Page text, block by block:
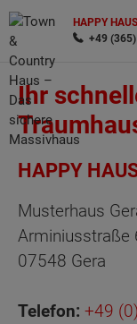
HAPPY
+49
Ihr
HAPPY
Musterhaus
Arminiusstraße
07548 Gera
Telefon: +49
Wonach